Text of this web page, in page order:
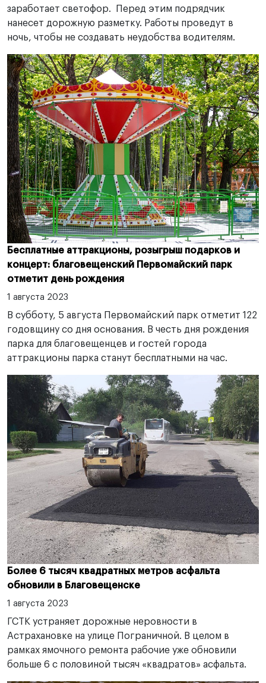
заработает светофор. Перед этим подрядчик
нанесет дорожную разметку. Работы проведут в
ночь, чтобы не создавать неудобства водителям.
Бесплатные аттракционы, розыгрыш подарков и
концерт: благовещенский Первомайский парк
отметит день рождения
1 августа 2023
В субботу, 5 августа Первомайский парк отметит 122
годовщину со дня основания. В честь дня рождения
парка для благовещенцев и гостей города
аттракционы парка станут бесплатными на час.
Более 6 тысяч квадратных метров асфальта
обновили в Благовещенске
1 августа 2023
ГСТК устраняет дорожные неровности в
Астрахановке на улице Пограничной. В целом в
рамках ямочного ремонта рабочие уже обновили
больше 6 с половиной тысяч «квадратов» асфальта.